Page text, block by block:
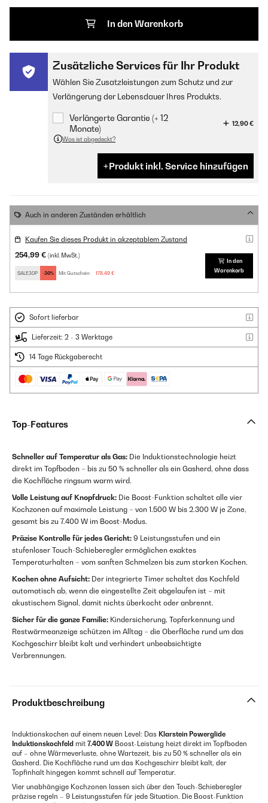
In den Warenkorb
Zusätzliche Services für Ihr Produkt
Wählen Sie Zusatzleistungen zum Schutz und zur
Verlängerung der Lebensdauer Ihres Produkts.
Verlängerte Garantie (+ 12
Monate)
12,90 €
Was ist abgedeckt?
Produkt inkl. Service hinzufügen
Auch in anderen Zuständen erhältlich
Kaufen Sie dieses Produkt in akzeptablem Zustand
254,99 € (inkl. MwSt.)
SALE30P -30% Mit Gutschein: 178,49 €
In den
Warenkorb
Sofort lieferbar
Lieferzeit: 2 - 3 Werktage
14 Tage Rückgaberecht
Top-Features
Schneller auf Temperatur als Gas: Die Induktionstechnologie heizt
direkt im Topfboden – bis zu 50 % schneller als ein Gasherd, ohne dass
die Kochfläche ringsum warm wird.
Volle Leistung auf Knopfdruck: Die Boost-Funktion schaltet alle vier
Kochzonen auf maximale Leistung – von 1.500 W bis 2.300 W je Zone,
gesamt bis zu 7.400 W im Boost-Modus.
Präzise Kontrolle für jedes Gericht: 9 Leistungsstufen und ein
stufenloser Touch-Schieberegler ermöglichen exaktes
Temperaturhalten – vom sanften Schmelzen bis zum starken Kochen.
Kochen ohne Aufsicht: Der integrierte Timer schaltet das Kochfeld
automatisch ab, wenn die eingestellte Zeit abgelaufen ist – mit
akustischem Signal, damit nichts überkocht oder anbrennt.
Sicher für die ganze Familie: Kindersicherung, Topferkennung und
Restwärmeanzeige schützen im Alltag – die Oberfläche rund um das
Kochgeschirr bleibt kalt und verhindert unbeabsichtigte
Verbrennungen.
Produktbeschreibung
Induktionskochen auf einem neuen Level: Das Klarstein Powerglide
Induktionskochfeld mit 7.400 W Boost-Leistung heizt direkt im Topfboden
auf – ohne Wärmeverluste, ohne Wartezeit, bis zu 50 % schneller als ein
Gasherd. Die Kochfläche rund um das Kochgeschirr bleibt kalt, der
Topfinhalt hingegen kommt schnell auf Temperatur.
Vier unabhängige Kochzonen lassen sich über den Touch-Schieberegler
präzise regeln – 9 Leistungsstufen für jede Situation. Die Boost-Funktion